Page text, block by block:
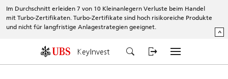
Im Durchschnitt erleiden 7 von 10 Kleinanlegern Verluste beim Handel
mit Turbo-Zertifikaten. Turbo-Zertifikate sind hoch risikoreiche Produkte
und nicht für langfristige Anlagestrategien geeignet.
^
KeyInvest